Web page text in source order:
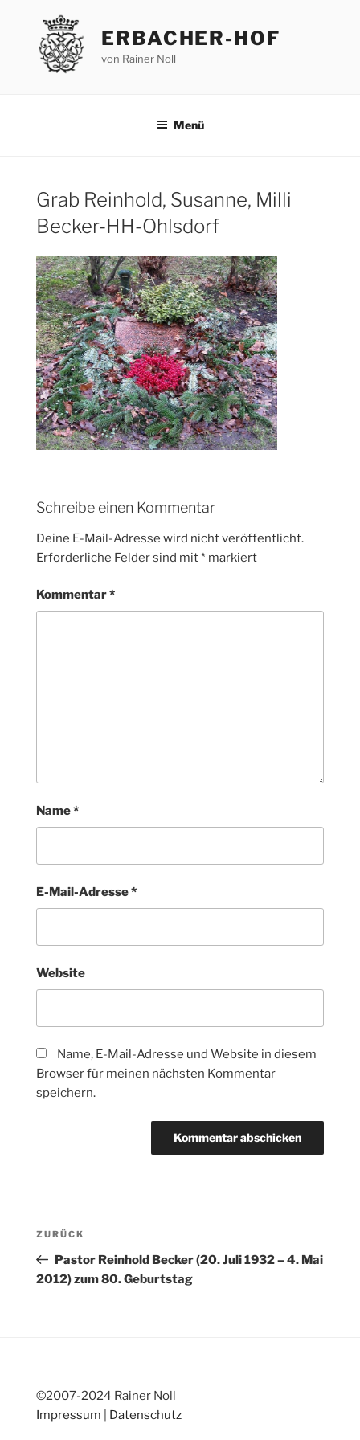
springen
ERBACHER-HOF
von Rainer Noll
Menü
Grab Reinhold, Susanne, Milli
Becker-HH-Ohlsdorf
Schreibe einen Kommentar
Deine E-Mail-Adresse wird nicht veröffentlicht.
Erforderliche Felder sind mit* markiert
Kommentar*
Name*
E-Mail-Adresse*
Website
Name, E-Mail-Adresse und Website in diesem
Browser für meinen nächsten Kommentar
speichern.
Beitragsnavigation
Vorheriger
Beitrag
ZURÜCK
Pastor Reinhold Becker (20. Juli 1932 – 4. Mai
2012) zum 80. Geburtstag
©2007-2024 Rainer Noll
Impressum
Datenschutz